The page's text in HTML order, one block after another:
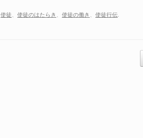
使徒 使徒のはたらき 使徒の働き 使徒行伝